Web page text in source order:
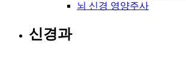
뇌 신경 영양주사
신경과